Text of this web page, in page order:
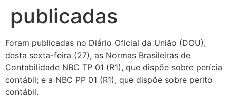
publicadas
Foram publicadas no Diário Oficial da União (DOU),
desta sexta-feira (27), as Normas Brasileiras de
Contabilidade NBC TP 01 (R1), que dispõe sobre perícia
contábil; e a NBC PP 01 (R1), que dispõe sobre perito
contábil.